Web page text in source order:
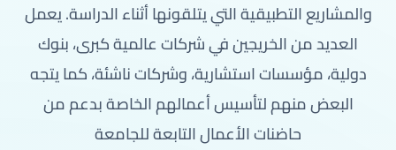
والمشاريع التطبيقية التي يتلقونها أثناء الدراسة. يعمل
العديد من الخريجين في شركات عالمية كبرى، بنوك
دولية، مؤسسات استشارية، وشركات ناشئة، كما يتجه
البعض منهم لتأسيس أعمالهم الخاصة بدعم من
حاضنات الأعمال التابعة للجامعة